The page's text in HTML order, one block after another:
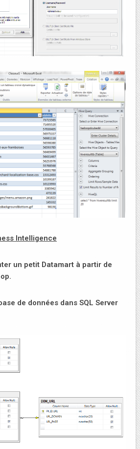
Intelligence
un petit Datamart à partir de
de données dans SQL Server